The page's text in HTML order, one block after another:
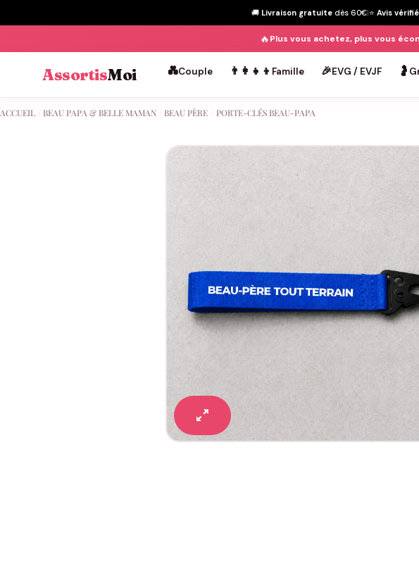
🚚 Livraison gratuite dès 60€|⭐ Avis
🔥Plus vous achetez, plus vous
AssortisMoi 💑Couple 👨‍👩‍👧‍👦 Famille 🎉EVG / EVJF 🤰
ACCUEIL BEAU PAPA & BELLE MAMAN BEAU PÈRE PORTE-CLÉS BEAU-PAPA